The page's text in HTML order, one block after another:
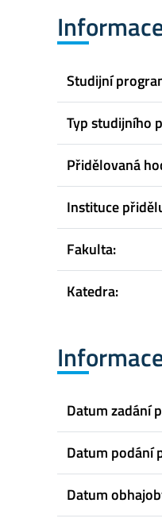
Studijní
Typ studijního
Přidělovaná
Instituce
Fakulta:
Katedra:
Datum zadání
Datum podání
Datum